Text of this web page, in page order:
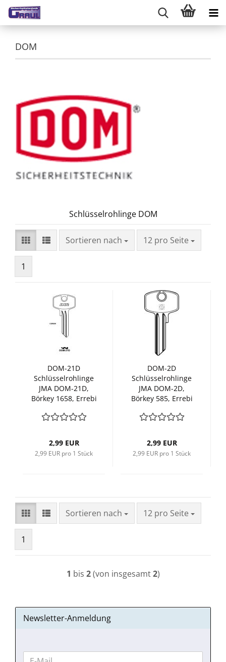
DOM
Schlüsselrohlinge DOM
Sortieren nach
Sortieren nach 12 pro Seite
pro Seite
1
DOM-21D
Schlüsselrohlinge
JMA DOM-21D,
Börkey 1658, Errebi
2,99 EUR
2,99 EUR pro 1 Stück
DOM-2D
Schlüsselrohlinge
JMA DOM-2D,
Börkey 585, Errebi
2,99 EUR
2,99 EUR pro 1 Stück
Sortieren nach
Sortieren nach 12 pro Seite
pro Seite
1
1 bis 2(von insgesamt2)
Newsletter-Anmeldung
WEITER